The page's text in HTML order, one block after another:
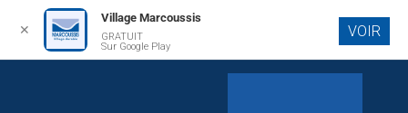
contenu
✕
Village Marcoussis
GRATUIT
Sur Google Play
VOIR